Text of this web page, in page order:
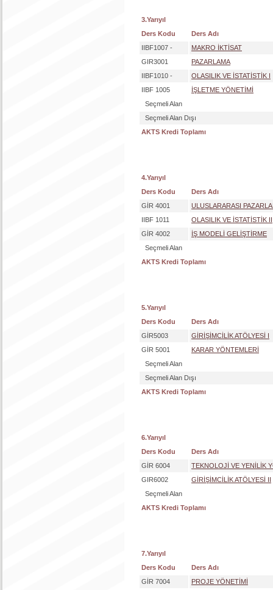
3.Yarıyıl
Ders Kodu
Ders Adı
IIBF1007 -
MAKRO İKTİSAT
GIR3001
PAZARLAMA
IIBF1010 -
OLASILIK VE İSTATİSTİK I
IIBF 1005
İŞLETME YÖNETİMİ
Seçmeli Alan
Seçmeli Alan Dışı
AKTS Kredi Toplamı
4.Yarıyıl
Ders Kodu
Ders Adı
GİR 4001
ULUSLARARASI
IIBF 1011
OLASILIK VE İSTATİSTİK II
GİR 4002
İŞ MODELİ GELİŞTİRME
Seçmeli Alan
AKTS Kredi Toplamı
5.Yarıyıl
Ders Kodu
Ders Adı
GİR5003
GİRİŞİMCİLİK ATÖLYESİ I
GİR 5001
KARAR YÖNTEMLERİ
Seçmeli Alan
Seçmeli Alan Dışı
AKTS Kredi Toplamı
6.Yarıyıl
Ders Kodu
Ders Adı
GİR 6004
TEKNOLOJİ VE YENİLİK
GIR6002
GİRİŞİMCİLİK ATÖLYESİ II
Seçmeli Alan
AKTS Kredi Toplamı
7.Yarıyıl
Ders Kodu
Ders Adı
GİR 7004
PROJE YÖNETİMİ